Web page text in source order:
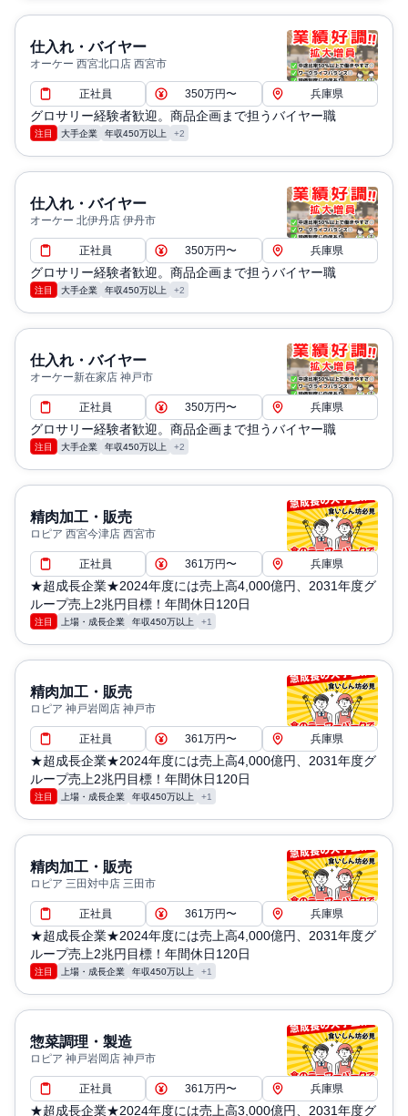
仕入れ・バイヤー
オーケー 西宮北口店 西宮市
正社員 350万円〜 兵庫県
グロサリー経験者歓迎。商品企画まで担うバイヤー職
注目 大手企業 年収450万以上 +2
仕入れ・バイヤー
オーケー 北伊丹店 伊丹市
正社員 350万円〜 兵庫県
グロサリー経験者歓迎。商品企画まで担うバイヤー職
注目 大手企業 年収450万以上 +2
仕入れ・バイヤー
オーケー新在家店 神戸市
正社員 350万円〜 兵庫県
グロサリー経験者歓迎。商品企画まで担うバイヤー職
注目 大手企業 年収450万以上 +2
精肉加工・販売
ロピア 西宮今津店 西宮市
正社員 361万円〜 兵庫県
★超成長企業★2024年度には売上高4,000億円、2031年度グ
ループ売上2兆円目標！年間休日120日
注目 上場・成長企業 年収450万以上 +1
精肉加工・販売
ロピア 神戸岩岡店 神戸市
正社員 361万円〜 兵庫県
★超成長企業★2024年度には売上高4,000億円、2031年度グ
ループ売上2兆円目標！年間休日120日
注目 上場・成長企業 年収450万以上 +1
精肉加工・販売
ロピア 三田対中店 三田市
正社員 361万円〜 兵庫県
★超成長企業★2024年度には売上高4,000億円、2031年度グ
ループ売上2兆円目標！年間休日120日
注目 上場・成長企業 年収450万以上 +1
惣菜調理・製造
ロピア 神戸岩岡店 神戸市
正社員 361万円〜 兵庫県
★超成長企業★2024年度には売上高3,000億円、2031年度グ